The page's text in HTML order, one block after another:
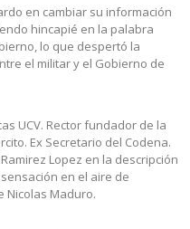
en cambiar su información
hincapié en la palabra
lo que despertó la
el militar y el Gobierno de
UCV. Rector fundador de la
Ex Secretario del Codena.
Lopez en la descripción
en el aire de
Nicolas Maduro.